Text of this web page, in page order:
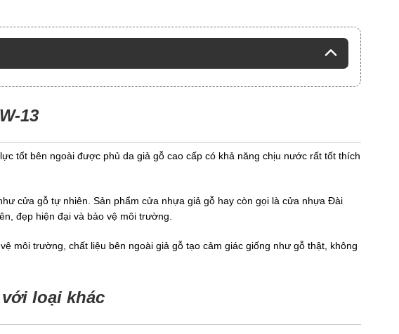
13
tốt bên ngoài được phủ da giả gỗ cao cấp có khả năng chịu nước rất tốt thích
cửa gỗ tự nhiên. Sản phẩm cửa nhựa giả gỗ hay còn gọi là cửa nhựa Đài
đẹp hiện đại và bảo vệ môi trường.
môi trường, chất liệu bên ngoài giả gỗ tạo cảm giác giống như gỗ thật, không
loại khác